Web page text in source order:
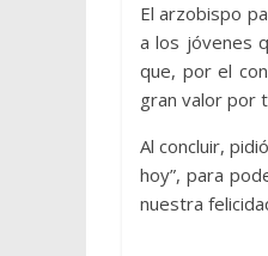
El arzobispo
a los jóvenes
que, por el
gran valor por
Al concluir,
hoy”, para
nuestra